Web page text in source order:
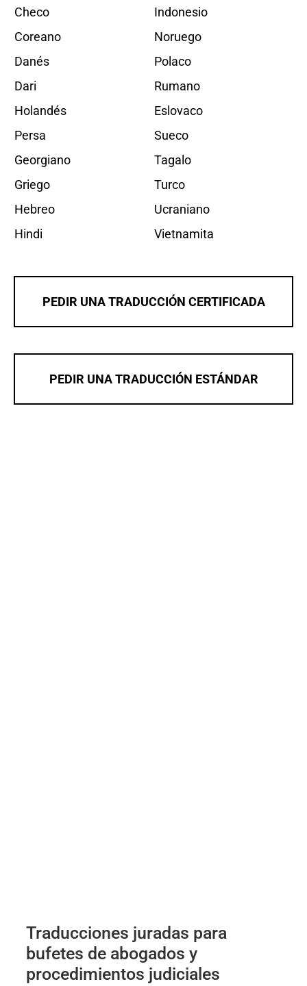
Checo
Coreano
Danés
Dari
Holandés
Persa
Georgiano
Griego
Hebreo
Hindi
Indonesio
Noruego
Polaco
Rumano
Eslovaco
Sueco
Tagalo
Turco
Ucraniano
Vietnamita
PEDIR UNA TRADUCCIÓN CERTIFICADA
PEDIR UNA TRADUCCIÓN ESTÁNDAR
Traducciones juradas para
bufetes de abogados y
procedimientos judiciales